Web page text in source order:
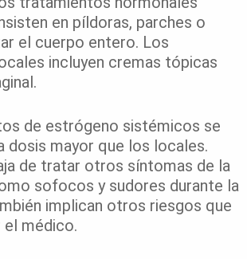
en píldoras, parches o
el cuerpo entero. Los
incluyen cremas tópicas
de estrógeno sistémicos se
dosis mayor que los locales.
de tratar otros síntomas de la
sofocos y sudores durante la
implican otros riesgos que
el médico.